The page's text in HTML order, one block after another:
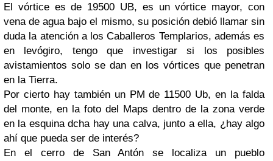
El vórtice es de 19500 UB, es un vórtice mayor, con
vena de agua bajo el mismo, su posición debió llamar sin
duda la atención a los Caballeros Templarios, además es
en levógiro, tengo que investigar si los posibles
avistamientos solo se dan en los vórtices que penetran
en la Tierra.
Por cierto hay también un PM de 11500 Ub, en la falda
del monte, en la foto del Maps dentro de la zona verde
en la esquina dcha hay una calva, junto a ella, ¿hay algo
ahí que pueda ser de interés?
En el cerro de San Antón se localiza un pueblo